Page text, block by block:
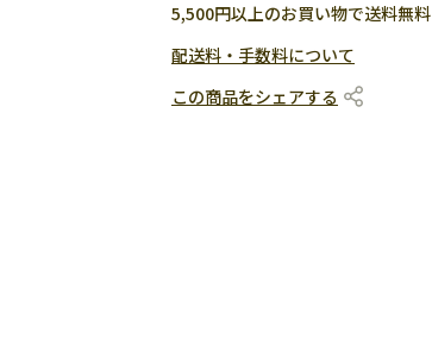
5,500円以上のお買い物で送料無料
配送料・手数料について
この商品をシェアする